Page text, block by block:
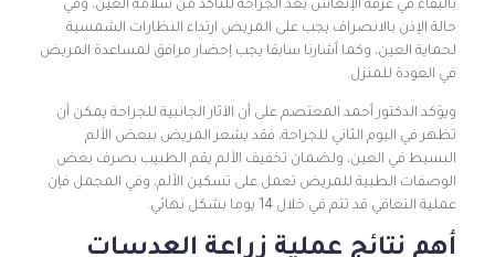
بالبقاء في غرفة الإنعاش بعد الجراحة للتأكد من سلامة العين، وفي
حالة الإذن بالانصراف يجب على المريض ارتداء النظارات الشمسية
لحماية العين، وكما أشارنا سابقا يجب إحضار مرافق لمساعدة المريض
في العودة للمنزل.
ويؤكد الدكتور أحمد المعتصم على أن الآثار الجانبية للجراحة يمكن أن
تظهر في اليوم الثاني للجراحة، فقد يشعر المريض ببعض الألم
البسيط في العين، ولضمان تخفيف الألم يقم الطبيب بصرف بعض
الوصفات الطبية للمريض تعمل على تسكين الألم، وفي المجمل فإن
عملية التعافي قد تتم في خلال 14 يوما بشكل نهائي.
أهم نتائج عملية زراعة العدسات